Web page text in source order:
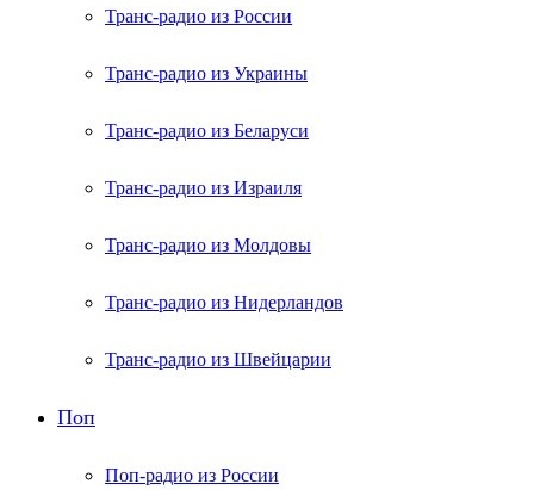
Транс-радио из России
Транс-радио из Украины
Транс-радио из Беларуси
Транс-радио из Израиля
Транс-радио из Молдовы
Транс-радио из Нидерландов
Транс-радио из Швейцарии
Поп
Поп-радио из России